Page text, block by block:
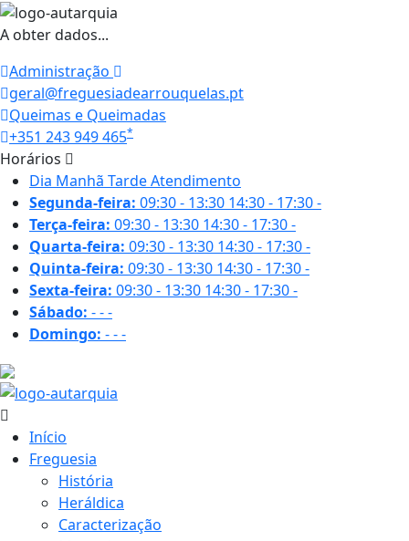
A obter dados...
Administração
geral@freguesiadearrouquelas.pt
Queimas e Queimadas
+351 243 949 465*
Horários
Dia Manhã TardeAtendimento
Segunda-feira: 09:30 - 13:30 14:30 - 17:30-
Terça-feira: 09:30 - 13:30 14:30 - 17:30-
Quarta-feira: 09:30 - 13:30 14:30 - 17:30-
Quinta-feira: 09:30 - 13:30 14:30 - 17:30-
Sexta-feira: 09:30 - 13:30 14:30 - 17:30-
Sábado: ---
Domingo: ---
Início
Freguesia
História
Heráldica
Caracterização